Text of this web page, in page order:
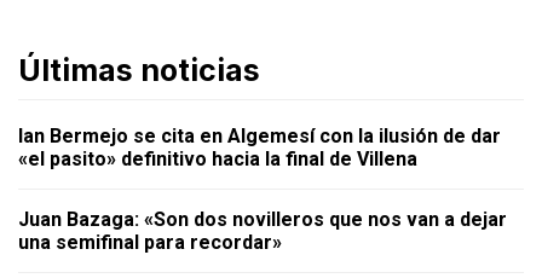
Últimas noticias
Ian Bermejo se cita en Algemesí con la ilusión de dar
«el pasito» definitivo hacia la final de Villena
Juan Bazaga: «Son dos novilleros que nos van a dejar
una semifinal para recordar»